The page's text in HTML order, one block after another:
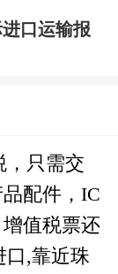
口运输报
，只需交
配件，IC
值税票还
口,靠近珠